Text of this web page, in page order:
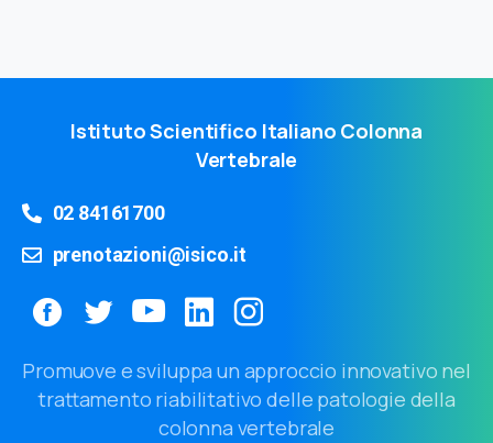
Istituto Scientifico Italiano Colonna
Vertebrale
02 84161700
prenotazioni@isico.it
Promuove e sviluppa un approccio innovativo nel
trattamento riabilitativo delle patologie della
colonna vertebrale